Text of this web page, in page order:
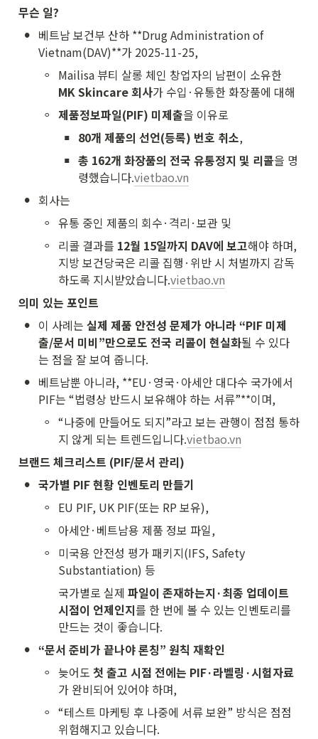
무슨 일?
• 베트남 보건부 산하 **Drug Administration of
Vietnam(DAV)**가 2025-11-25,
◦
MK Skincare 회사가 수입·유통한 화장품에 대해
◦ 제품정보파일(PIF) 미제출을 이유로
▪ 80개 제품의 선언(등록) 번호 취소,
▪ 총 162개 화장품의 전국 유통정지 및 리콜을 명
령했습니다.vietbao.vn
• 회사는
◦ 유통 중인 제품의 회수·격리·보관 및
◦ 리콜 결과를 12월 15일까지 DAV에 보고해야 하며,
지방 보건당국은 리콜 집행·위반 시 처벌까지 감독
하도록 지시받았습니다.vietbao.vn
의미 있는 포인트
• 이 사례는 실제 제품 안전성 문제가 아니라 “PIF 미제
출/문서 미비”만으로도 전국 리콜이 현실화될 수 있다
는 점을 잘 보여 줍니다.
• 베트남뿐 아니라, **EU·영국·아세안 대다수 국가에서
PIF는 “법령상 반드시 보유해야 하는 서류”**이며,
◦ “나중에 만들어도 되지”라고 보는 관행이 점점 통하
지 않게 되는 트렌드입니다.vietbao.vn
브랜드 체크리스트 (PIF/문서 관리)
• 국가별 PIF 현황 인벤토리 만들기
◦ EU PIF, UK PIF(또는 RP 보유),
◦ 아세안·베트남용 제품 정보 파일,
◦ 미국용 안전성 평가 패키지(IFS, Safety
Substantiation) 등
국가별로 실제 파일이 존재하는지·최종 업데이트
시점이 언제인지를 한 번에 볼 수 있는 인벤토리를
만드는 것이 좋습니다.
• “문서 준비가 끝나야 론칭” 원칙 재확인
◦ 늦어도 첫 출고 시점 전에는 PIF·라벨링·시험자료
가 완비되어 있어야 하며,
◦ “테스트 마케팅 후 나중에 서류 보완” 방식은 점점
위험해지고 있습니다.